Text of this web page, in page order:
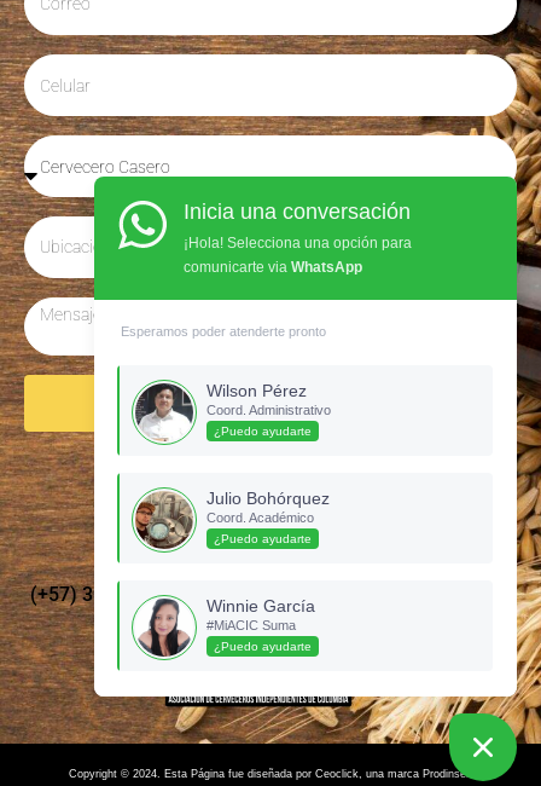
Enviar
(+57) 3135437210 –cervecerosdecolombia@gmail.com
Copyright © 2024. Esta Página fue diseñada por Ceoclick, una marca Prodinser.
Inicia una conversación
¡Hola! Selecciona una opción para
comunicarte via WhatsApp
Esperamos poder atenderte pronto
Wilson Pérez
Coord. Administrativo
¿Puedo ayudarte
Julio Bohórquez
Coord. Académico
¿Puedo ayudarte
Winnie García
#MiACIC Suma
¿Puedo ayudarte